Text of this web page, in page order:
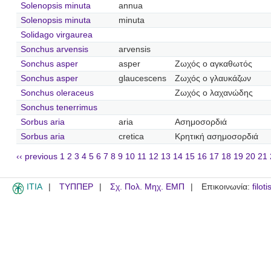
Solenopsis minuta
annua
Solenopsis minuta
minuta
Solidago virgaurea
Sonchus arvensis
arvensis
Sonchus asper
asper
Ζωχός ο αγκαθωτός
Sonchus asper
glaucescens
Ζωχός ο γλαυκάζων
Sonchus oleraceus
Ζωχός ο λαχανώδης
Sonchus tenerrimus
Sorbus aria
aria
Ασημοσορδιά
Sorbus aria
cretica Κρητική ασημοσορδιά
‹‹ previous 1 2 3 4 5 6 7 8 9 10 11 12 13 14 15 16 17 18 19 20 21
ITIA ΤΥΠΠΕΡ Σχ. Πολ. Μηχ. ΕΜΠ Επικοινωνία: